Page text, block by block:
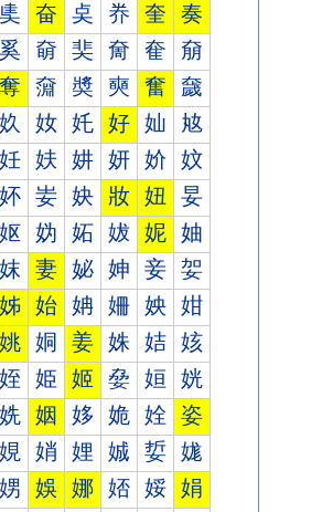
奊 奋 奌 奍 奎 奏
奚 奛 奜 奝 奞 奟
奪 奫 奬 奭 奮 奯
奺 奻 奼 好 奾 奿
妊 妋 妌 妍 妎 妏
妚 妛 妜 妝 妞 妟
妪 妫 妬 妭 妮 妯
妺 妻 妼 妽 妾 妿
姊 始 姌 姍 姎 姏
姚 姛 姜 姝 姞 姟
姪 姫 姬 姭 姮 姯
姺 姻 姼 姽 姾 姿
娊 娋 娌 娍 娎 娏
娚 娛 娜 娝 娞 娟